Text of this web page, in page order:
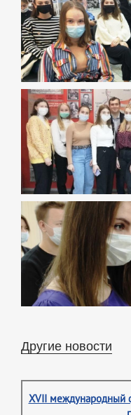
Другие новости
XVII международный